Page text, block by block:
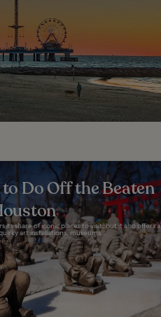
Do Off the Beaten
its share of iconic places to visit, but it also offers a
art installations, museums...